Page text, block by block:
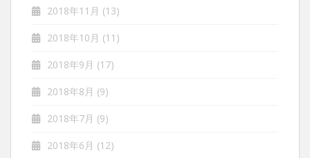
2018年11月 (13)
2018年10月 (11)
2018年9月 (17)
2018年8月 (9)
2018年7月 (9)
2018年6月 (12)